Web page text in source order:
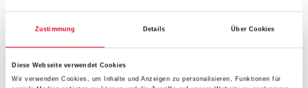
Zustimmung Details Über Cookies
Diese Webseite verwendet Cookies
Wir verwenden Cookies, um Inhalte und Anzeigen zu personalisieren, Funktionen für
Oberfläche des Kompositprofils.
Länge in centimeter